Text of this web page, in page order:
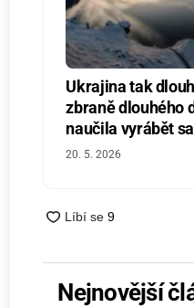
Ukrajina tak
zbraně dlouhého
naučila vyrábět
20. 5. 2026
Nejnovější